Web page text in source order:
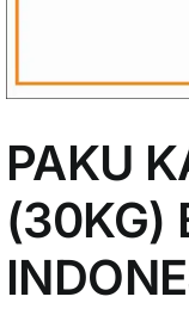
PAKU
(30KG)